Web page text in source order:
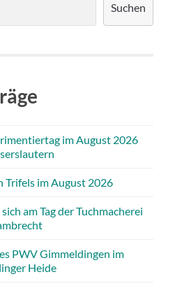
Suchen
im August 2026
Trifels im August 2026
am Tag der Tuchmacherei
PWV Gimmeldingen im
Heide